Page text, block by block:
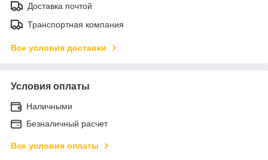
Доставка почтой
Транспортная компания
Все условия доставки
Условия оплаты
Наличными
Безналичный расчет
Все условия оплаты